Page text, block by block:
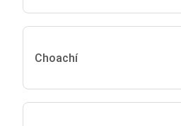
Choachí